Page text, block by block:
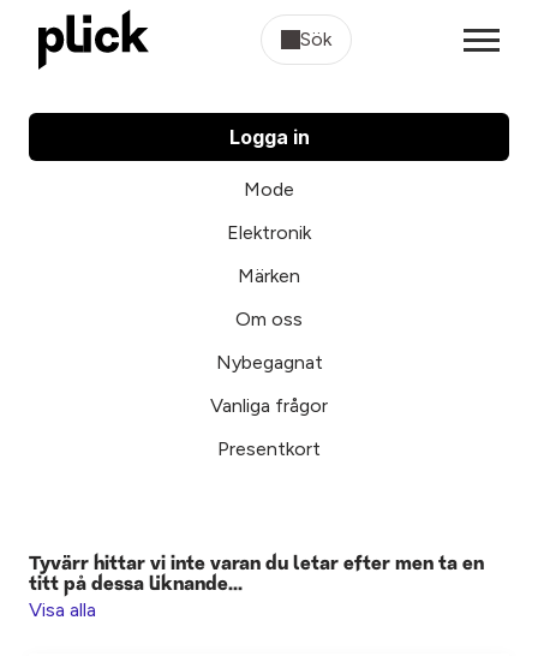
Sök
Logga in
Mode
Elektronik
Märken
Om oss
Nybegagnat
Vanliga frågor
Presentkort
Tyvärr hittar vi inte varan du letar efter men ta en
titt på dessa liknande...
Visa alla